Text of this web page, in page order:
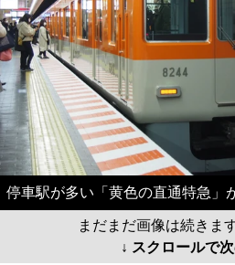
停車駅が多い「黄色の直通特急」
まだまだ画像は続きま
↓ スクロールで